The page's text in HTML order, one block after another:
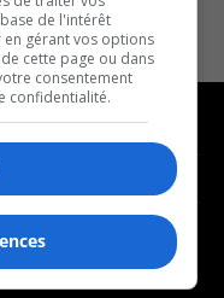
franco
récemment
de l'intérêt
gérant vos options
cette page ou dans
consentement
confidentialité.